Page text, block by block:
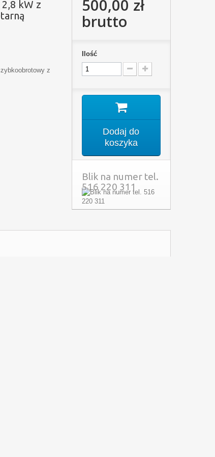
kW z
z
500,00 zł
brutto
Ilość
Dodaj do
koszyka
Blik na numer tel.
516 220 311